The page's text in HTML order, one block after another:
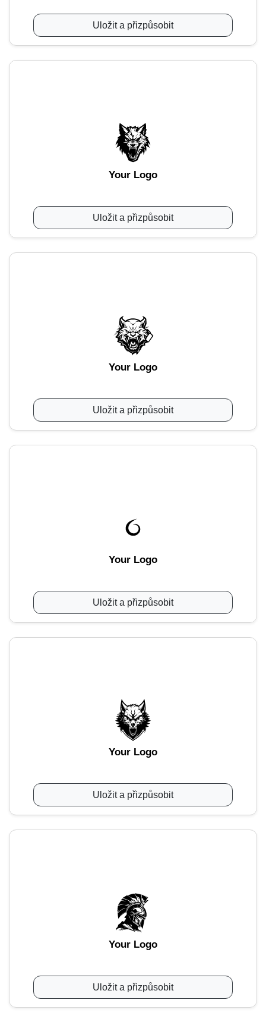
Uložit a přizpůsobit
Your Logo
Uložit a přizpůsobit
Your Logo
Uložit a přizpůsobit
Your Logo
Uložit a přizpůsobit
Your Logo
Uložit a přizpůsobit
Your Logo
Uložit a přizpůsobit